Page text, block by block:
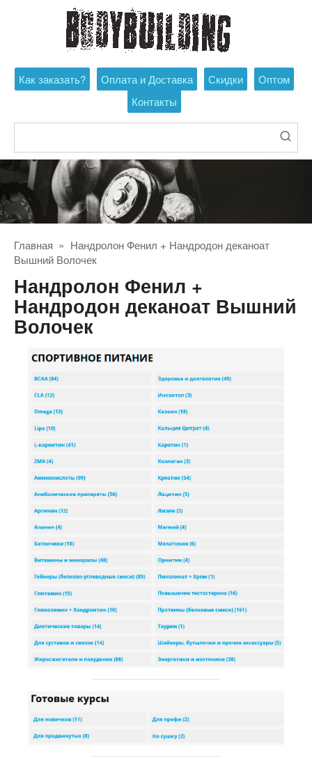
Как заказать? Оплата и Доставка Скидки
Оптом
Контакты
Главная » Нандролон Фенил + Нандродон деканоат
Вышний Волочек
Нандролон Фенил +
Нандродон деканоат Вышний
Волочек